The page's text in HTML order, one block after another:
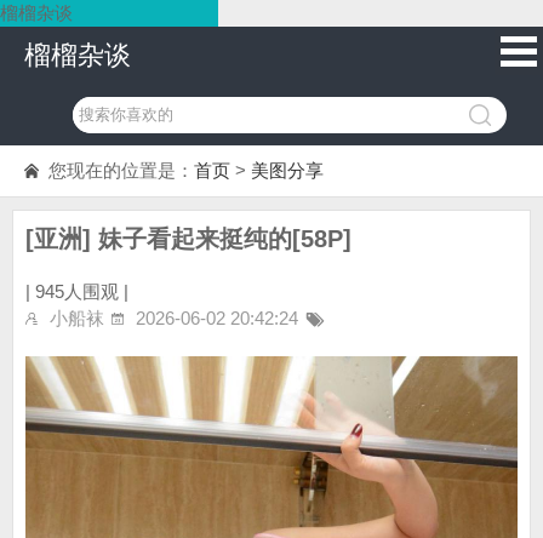
榴榴杂谈
榴榴杂谈
您现在的位置是： 首页 > 美图分享
[亚洲] 妹子看起来挺纯的[58P]
| 945人围观 |
小船袜
2026-06-02 20:42:24